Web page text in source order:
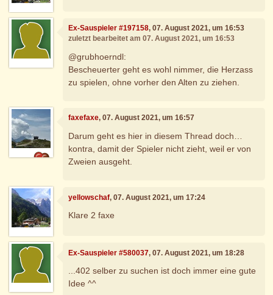
Ex-Sauspieler #197158, 07. August 2021, um 16:53
zuletzt bearbeitet am 07. August 2021, um 16:53
@grubhoerndl:
Bescheuerter geht es wohl nimmer, die Herzass
zu spielen, ohne vorher den Alten zu ziehen.
faxefaxe, 07. August 2021, um 16:57
Darum geht es hier in diesem Thread doch…
kontra, damit der Spieler nicht zieht, weil er von
Zweien ausgeht.
yellowschaf, 07. August 2021, um 17:24
Klare 2 faxe
Ex-Sauspieler #580037, 07. August 2021, um 18:28
...402 selber zu suchen ist doch immer eine gute
Idee ^^